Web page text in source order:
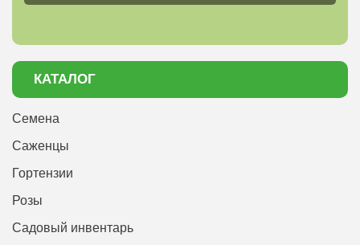
КАТАЛОГ
Семена
Саженцы
Гортензии
Розы
Садовый инвентарь